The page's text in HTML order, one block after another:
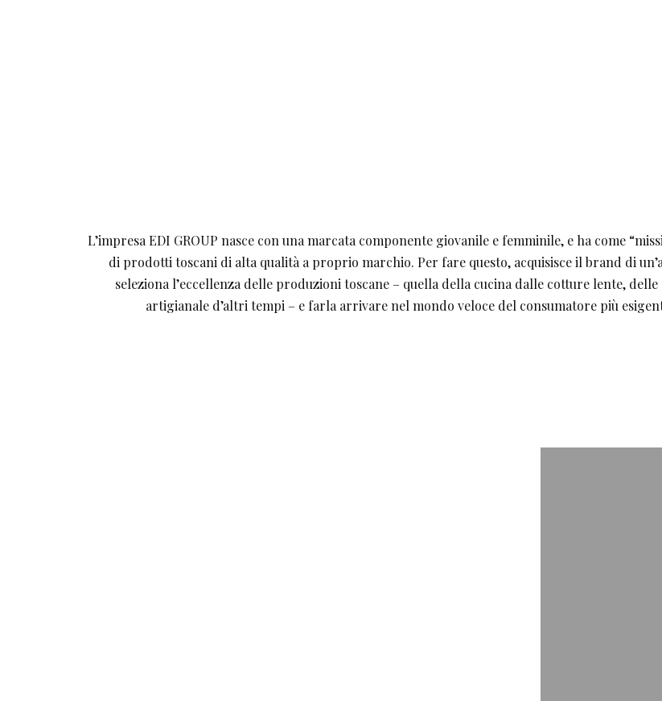
L’impresa EDI GROUP nasce con una marcata componente giovanile e femminile, e ha come
di prodotti toscani di alta qualità a proprio marchio. Per fare questo, acquisisce il brand di
seleziona l’eccellenza delle produzioni toscane – quella della cucina dalle cotture lente,
artigianale d’altri tempi – e farla arrivare nel mondo veloce del consumatore più